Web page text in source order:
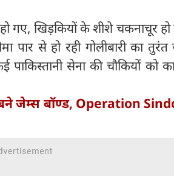
हो गए, खिड़कियों के शीशे चकनाचूर
पार से हो रही गोलीबारी का तुरंत
सेना की चौकियों को
जेम्स बॉण्ड, Operation